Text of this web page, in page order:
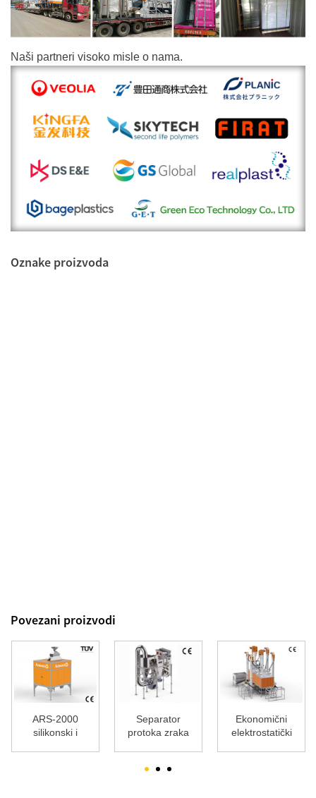
Naši partneri visoko misle o nama.
Oznake proizvoda
Povezani proizvodi
ARS-2000
silikonski i
Separator
protoka zraka
Ekonomični
elektrostatički